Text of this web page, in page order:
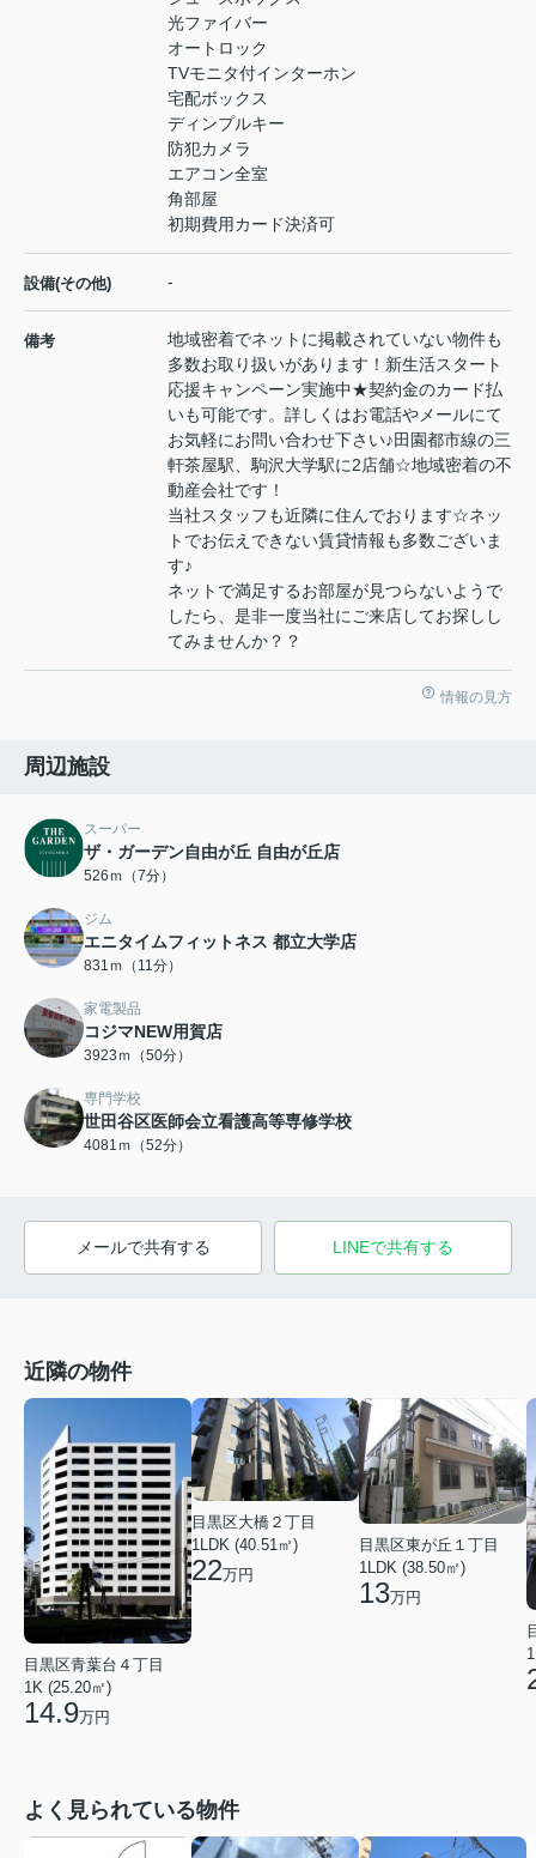
光ファイバー
オートロック
TVモニタ付インターホン
宅配ボックス
ディンプルキー
防犯カメラ
エアコン全室
角部屋
初期費用カード決済可
設備(その他) -
備考
地域密着でネットに掲載されていない物件も
多数お取り扱いがあります！新生活スタート
応援キャンペーン実施中★契約金のカード払
いも可能です。詳しくはお電話やメールにて
お気軽にお問い合わせ下さい♪田園都市線の三
軒茶屋駅、駒沢大学駅に2店舗☆地域密着の不
動産会社です！
当社スタッフも近隣に住んでおります☆ネッ
トでお伝えできない賃貸情報も多数ございま
す♪
ネットで満足するお部屋が見つらないようで
したら、是非一度当社にご来店してお探しし
てみませんか？？
情報の見方
周辺施設
スーパー
ザ・ガーデン自由が丘 自由が丘店
526ｍ（7分）
ジム
エニタイムフィットネス 都立大学店
831ｍ（11分）
家電製品
コジマNEW用賀店
3923ｍ（50分）
専門学校
世田谷区医師会立看護高等専修学校
4081ｍ（52分）
メールで共有する LINEで共有する
近隣の物件
目黒区青葉台４丁目
1K (25.20㎡)
14.9万円
目黒区大橋２丁目
1LDK (40.51㎡)
22万円
目黒区東が丘１丁目
1LDK (38.50㎡)
13万円
よく見られている物件